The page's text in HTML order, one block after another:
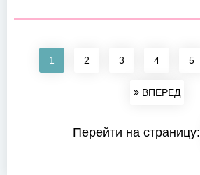
1 2 3 4 5
ВПЕРЕД
Перейти на страницу: